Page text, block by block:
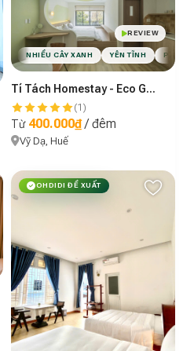
VIBE MINIMAL
REVIEW
NHIỀU CÂY XANH YÊN TĨNH PHÙ
Tí Tách Homestay - Eco Garden
(1)
Từ 400.000₫/ đêm
Vỹ Dạ, Huế
HỢP GIA ĐÌNH VIBE MINIMAL
OHDIDI ĐỀ XUẤT